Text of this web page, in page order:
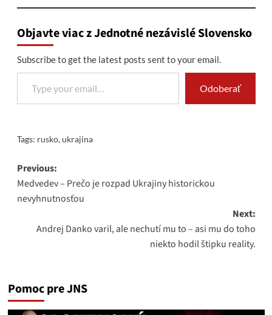
Objavte viac z Jednotné nezávislé Slovensko
Subscribe to get the latest posts sent to your email.
Type your email…
Odoberať
Tags: rusko,ukrajina
Post
navigation
Previous:
Medvedev – Prečo je rozpad Ukrajiny historickou
nevyhnutnosťou
Next:
Andrej Danko varil, ale nechutí mu to – asi mu do toho
niekto hodil štipku reality.
Pomoc pre JNS